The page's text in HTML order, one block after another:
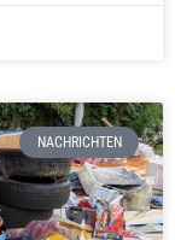
NACHRICHTEN